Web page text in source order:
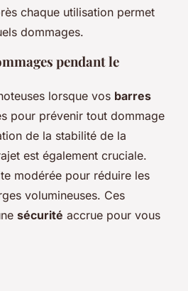
chaque utilisation permet
dommages.
pendant le
lorsque vos barres
pour prévenir tout dommage
de la stabilité de la
est également cruciale.
modérée pour réduire les
volumineuses. Ces
sécurité accrue pour vous